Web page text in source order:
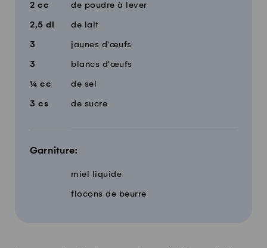
2 cc de poudre à lever
2,5 dl de lait
3 jaunes d'œufs
3 blancs d'œufs
¼ cc de sel
3 cs de sucre
Garniture:
miel liquide
flocons de beurre